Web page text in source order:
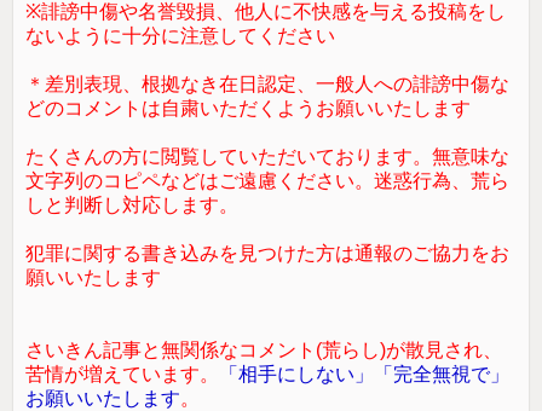
※誹謗中傷や名誉毀損、他人に不快感を与える投稿をし
ないように十分に注意してください
＊差別表現、根拠なき在日認定、一般人への誹謗中傷な
どのコメントは自粛いただくようお願いいたします
たくさんの方に閲覧していただいております。無意味な
文字列のコピペなどはご遠慮ください。迷惑行為、荒ら
しと判断し対応します。
犯罪に関する書き込みを見つけた方は通報のご協力をお
願いいたします
さいきん記事と無関係なコメント(荒らし)が散見され、
苦情が増えています。
「相手にしない」「完全無視で」
お願いいたします。